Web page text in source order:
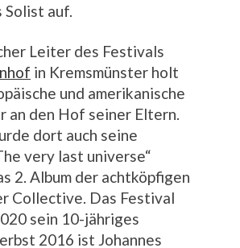
Solist auf.
Leiter des Festivals
in Kremsmünster holt
und amerikanische
an den Hof seiner Eltern.
dort auch seine
very last universe“
2. Album der achtköpfigen
Collective. Das Festival
sein 10-jähriges
2016 ist Johannes